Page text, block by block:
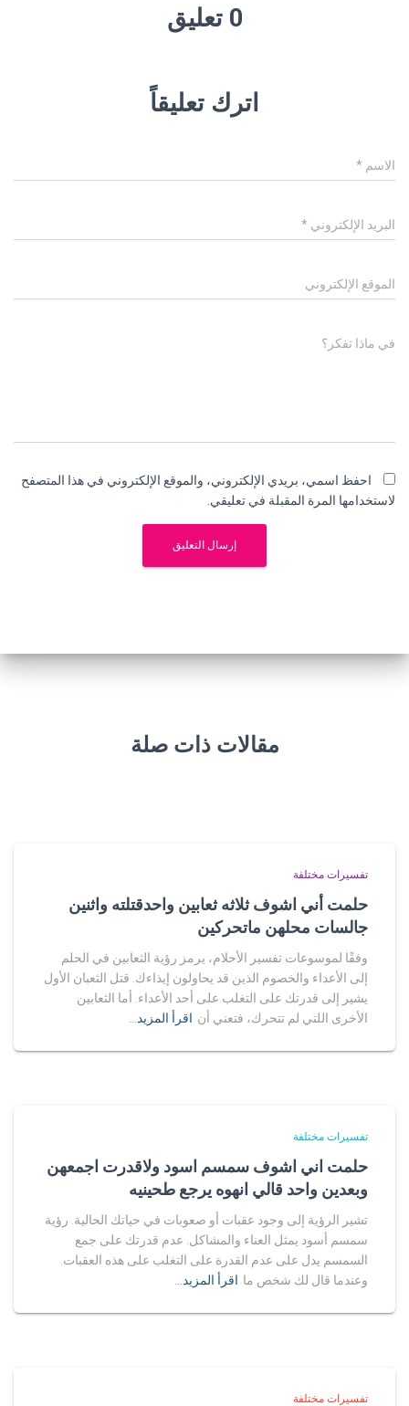
0 تعليق
اترك تعليقاً
الاسم *
البريد الإلكتروني *
الموقع الإلكتروني
في ماذا تفكر؟
احفظ اسمي، بريدي الإلكتروني، والموقع الإلكتروني في هذا المتصفح
لاستخدامها المرة المقبلة في تعليقي.
مقالات ذات صلة
تفسيرات مختلفة
حلمت أني اشوف ثلاثه ثعابين واحدقتلته واثنين
جالسات محلهن ماتحركين
وفقًا لموسوعات تفسير الأحلام، يرمز رؤية الثعابين في الحلم
إلى الأعداء والخصوم الذين قد يحاولون إيذاءك. قتل الثعبان الأول
يشير إلى قدرتك على التغلب على أحد الأعداء. أما الثعابين
الأخرى اللتي لم تتحرك، فتعني أن اقرأ المزيد…
تفسيرات مختلفة
حلمت اني اشوف سمسم اسود ولاقدرت اجمعهن
وبعدين واحد قالي انهوه يرجع طحينيه
تشير الرؤية إلى وجود عقبات أو صعوبات في حياتك الحالية. رؤية
سمسم أسود يمثل العناء والمشاكل. عدم قدرتك على جمع
السمسم يدل على عدم القدرة على التغلب على هذه العقبات.
وعندما قال لك شخص ما اقرأ المزيد…
تفسيرات مختلفة